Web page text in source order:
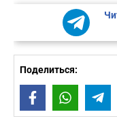
Поделиться:
FacebookWhatsApp